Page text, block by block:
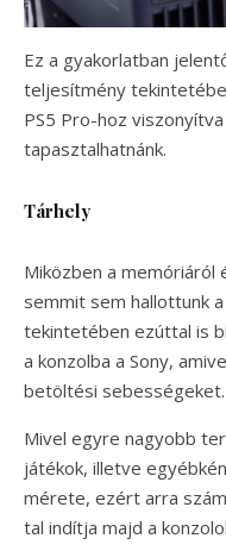
Ez a gyakorlatban
teljesítmény
PS5 Pro-hoz
tapasztalhatnánk.
Tárhely
Miközben a memóriáról
semmit sem hallottunk
tekintetében ezúttal is
a konzolba a Sony,
betöltési sebességeket.
Mivel egyre nagyobb
játékok, illetve
mérete, ezért arra
tal indítja majd a